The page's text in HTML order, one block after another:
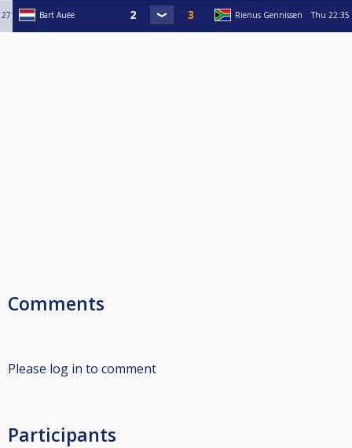
27 Bart Auée Rienus Gennissen Thu 22:35
Comments
Please log in to comment
Participants